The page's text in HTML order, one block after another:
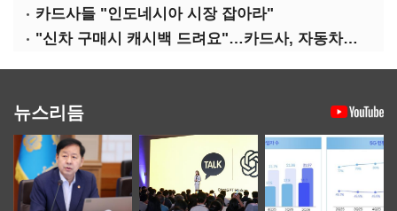
카드사들 "인도네시아 시장 잡아라"
"신차 구매시 캐시백 드려요"…카드사, 자동차금융 마케팅
뉴스리듬